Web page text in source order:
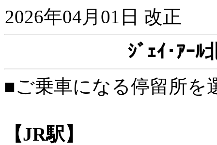
2026年04月01日 改正
ｼﾞｪｲ･ｱｰﾙ
■ご乗車になる停留所を
【JR駅】